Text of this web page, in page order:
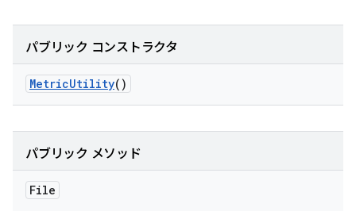
パブリック コンストラクタ
MetricUtility()
パブリック メソッド
File